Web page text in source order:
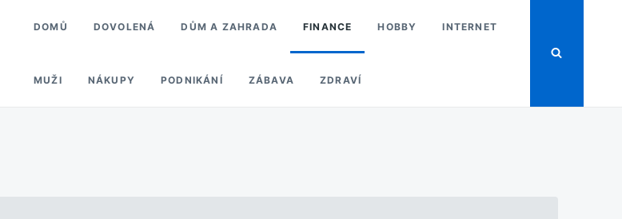
DOMŮ DOVOLENÁ DŮM A ZAHRADA FINANCE HOBBY INTERNET
MUŽI NÁKUPY PODNIKÁNÍ ZÁBAVA ZDRAVÍ